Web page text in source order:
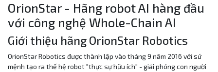
OrionStar - Hãng robot AI hàng đầu
với công nghệ Whole-Chain AI
Giới thiệu hãng OrionStar Robotics
OrionStar Robotics được thành lập vào tháng 9 năm 2016 với sứ
mệnh tạo ra thế hệ robot "thực sự hữu ích" - giải phóng con người